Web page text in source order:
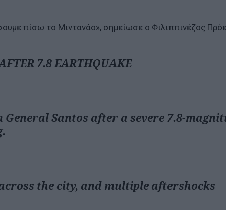
πίσω το Μιντανάο», σημείωσε ο Φιλιππινέζος
7.8 EARTHQUAKE
Santos after a severe 7.8-
the city, and multiple aftershocks